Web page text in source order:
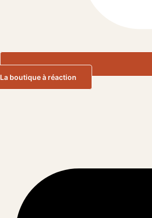
La boutique à réaction